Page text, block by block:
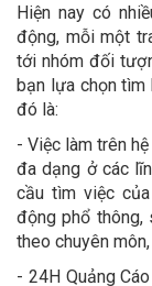
Hiện nay có
động, mỗi một
tới nhóm đối
bạn lựa chọn tìm
đó là:
- Việc làm trên
đa dạng ở các
cầu tìm việc
động phổ thông,
theo chuyên
- 24H Quảng